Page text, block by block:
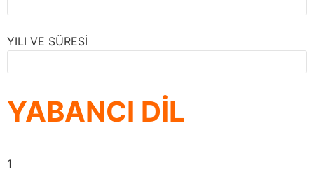
YILI VE SÜRESİ
YABANCI DİL
1